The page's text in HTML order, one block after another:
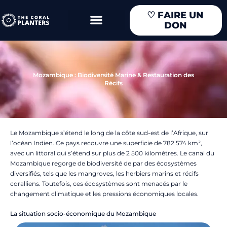
au
contenu
♡ FAIRE UN
DON
Mozambique : Biodiversité Marine & Restauration des
Récifs
Le Mozambique s’étend le long de la côte sud-est de l’Afrique, sur
l’océan Indien. Ce pays recouvre une superficie de 782 574 km²,
avec un littoral qui s’étend sur plus de 2 500 kilomètres. Le canal du
Mozambique regorge de biodiversité de par des écosystèmes
diversifiés, tels que les mangroves, les herbiers marins et récifs
coralliens. Toutefois, ces écosystèmes sont menacés par le
changement climatique et les pressions économiques locales.
La situation socio-économique du Mozambique